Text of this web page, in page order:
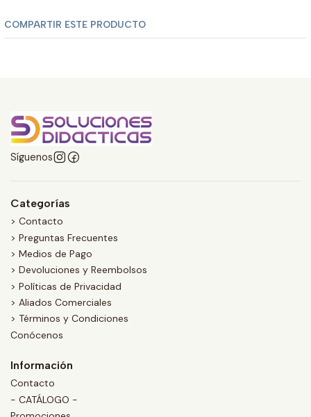
COMPARTIR ESTE PRODUCTO
Síguenos
Categorías
> Contacto
> Preguntas Frecuentes
> Medios de Pago
> Devoluciones y Reembolsos
> Políticas de Privacidad
> Aliados Comerciales
> Términos y Condiciones
Conócenos
Información
Contacto
- CATÁLOGO -